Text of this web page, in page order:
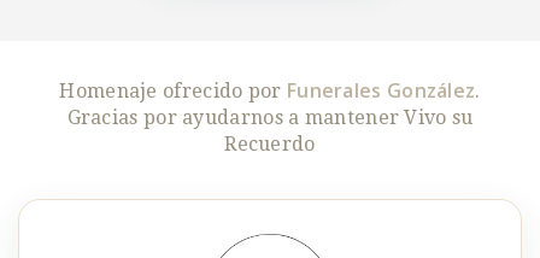
Homenaje ofrecido por Funerales González.
Gracias por ayudarnos a mantener Vivo su
Recuerdo